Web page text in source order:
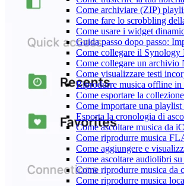
Come archiviare (ZIP)
Come fare lo scrobbling
Come usare i widget
Guida passo dopo passo:
Come collegare il Synology
Come collegare un archivio
Come visualizzare testi
Riprodurre musica offline in
Come esportare la
Come importare una
Esporta la cronologia di
Come ascoltare musica da
Come riprodurre musica
Come aggiungere e
Come ascoltare audiolibri
Come riprodurre musica da
Come riprodurre musica